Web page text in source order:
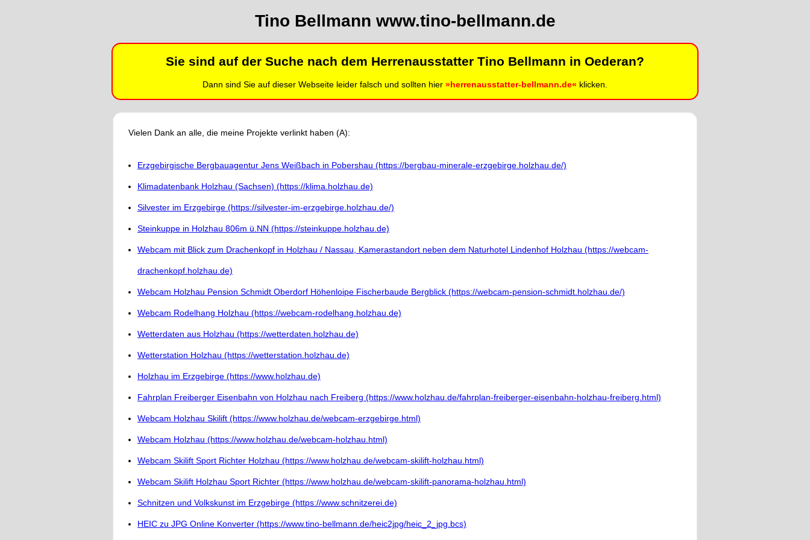
Tino Bellmann www.tino-bellmann.de
Sie sind auf der Suche nach dem Herrenausstatter Tino Bellmann in Oederan?
Dann sind Sie auf dieser Webseite leider falsch und sollten hier »herrenausstatter-bellmann.de« klicken.
Vielen Dank an alle, die meine Projekte verlinkt haben (A):
Erzgebirgische Bergbauagentur Jens Weißbach in Pobershau (https://bergbau-minerale-erzgebirge.holzhau.de/)
Klimadatenbank Holzhau (Sachsen) (https://klima.holzhau.de)
Silvester im Erzgebirge (https://silvester-im-erzgebirge.holzhau.de/)
Steinkuppe in Holzhau 806m ü.NN (https://steinkuppe.holzhau.de)
Webcam mit Blick zum Drachenkopf in Holzhau / Nassau, Kamerastandort neben dem Naturhotel Lindenhof Holzhau (https://webcam-
drachenkopf.holzhau.de)
Webcam Holzhau Pension Schmidt Oberdorf Höhenloipe Fischerbaude Bergblick (https://webcam-pension-schmidt.holzhau.de/)
Webcam Rodelhang Holzhau (https://webcam-rodelhang.holzhau.de)
Wetterdaten aus Holzhau (https://wetterdaten.holzhau.de)
Wetterstation Holzhau (https://wetterstation.holzhau.de)
Holzhau im Erzgebirge (https://www.holzhau.de)
Fahrplan Freiberger Eisenbahn von Holzhau nach Freiberg (https://www.holzhau.de/fahrplan-freiberger-eisenbahn-holzhau-freiberg.html)
Webcam Holzhau Skilift (https://www.holzhau.de/webcam-erzgebirge.html)
Webcam Holzhau (https://www.holzhau.de/webcam-holzhau.html)
Webcam Skilift Sport Richter Holzhau (https://www.holzhau.de/webcam-skilift-holzhau.html)
Webcam Skilift Holzhau Sport Richter (https://www.holzhau.de/webcam-skilift-panorama-holzhau.html)
Schnitzen und Volkskunst im Erzgebirge (https://www.schnitzerei.de)
HEIC zu JPG Online Konverter (https://www.tino-bellmann.de/heic2jpg/heic_2_jpg.bcs)